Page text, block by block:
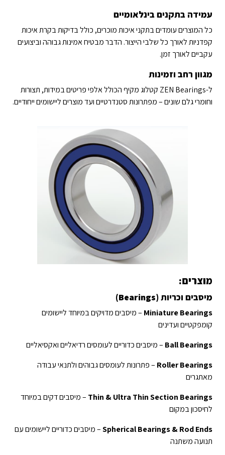
עמידה בתקנים בינלאומיים
כל המוצרים עומדים בתקני איכות מוכרים, כולל בדיקות בקרת איכות
קפדניות לאורך כל שלבי הייצור. הדבר מבטיח אמינות גבוהה וביצועים
עקביים לאורך זמן.
מגוון רחב וזמינות
ל-ZEN Bearings קטלוג מקיף הכולל אלפי פריטים במידות, תצורות
וחומרי גלם שונים – מפתרונות סטנדרטיים ועד מוצרים ליישומים ייחודיים.
מוצרים:
מיסבים וכריות (Bearings)
Miniature Bearings – מיסבים מדויקים במיוחד ליישומים
קומפקטיים ועדינים
Ball Bearings – מיסבים כדוריים לעומסים רדיאליים ואקסיאליים
Roller Bearings – פתרונות לעומסים גבוהים ולתנאי עבודה
מאתגרים
Thin & Ultra Thin Section Bearings – מיסבים דקים במיוחד
לחיסכון במקום
Spherical Bearings & Rod Ends– מיסבים כדוריים ליישומים עם
תנועה משתנה